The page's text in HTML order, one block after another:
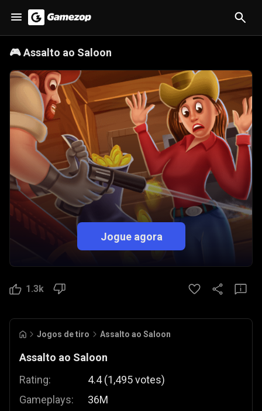
🎮Assalto ao Saloon
Jogue agora
1.3k
Jogos de tiro Assalto ao Saloon
Assalto ao Saloon
Rating:
Gameplays:
4.4 (1,495votes)
36M